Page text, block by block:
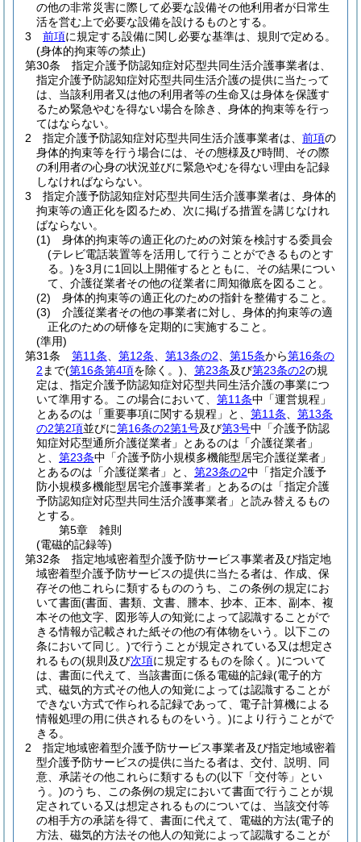
の他の非常災害に際して必要な設備その他利用者が日常生
活を営む上で必要な設備を設けるものとする。
3
前項に規定する設備に関し必要な基準は、規則で定める。
(身体的拘束等の禁止)
第30条
指定介護予防認知症対応型共同生活介護事業者は、
指定介護予防認知症対応型共同生活介護の提供に当たって
は、当該利用者又は他の利用者等の生命又は身体を保護す
るため緊急やむを得ない場合を除き、身体的拘束等を行っ
てはならない。
2
指定介護予防認知症対応型共同生活介護事業者は、 前項の
身体的拘束等を行う場合には、その態様及び時間、その際
の利用者の心身の状況並びに緊急やむを得ない理由を記録
しなければならない。
3
指定介護予防認知症対応型共同生活介護事業者は、身体的
拘束等の適正化を図るため、次に掲げる措置を講じなけれ
ばならない。
(1)
身体的拘束等の適正化のための対策を検討する委員会
(テレビ電話装置等を活用して行うことができるものとす
る。)を3月に1回以上開催するとともに、その結果につい
て、介護従業者その他の従業者に周知徹底を図ること。
(2)
身体的拘束等の適正化のための指針を整備すること。
(3)
介護従業者その他の事業者に対し、身体的拘束等の適
正化のための研修を定期的に実施すること。
(準用)
第31条
第11条 第12条 第13条の2 第15条から第16条の
2 まで(第16条第4項を除く。) 第23条及び第23条の2の規
定は、指定介護予防認知症対応型共同生活介護の事業につ
いて準用する。
この場合において、 第11条中「運営規程」
とあるのは「重要事項に関する規程」と、 第11条
第13条
の2第2項並びに第16条の2第1号及び第3号中「介護予防認
知症対応型通所介護従業者」とあるのは「介護従業者」
と、 第23条中「介護予防小規模多機能型居宅介護従業者」
とあるのは「介護従業者」と、 第23条の2中「指定介護予
防小規模多機能型居宅介護事業者」とあるのは「指定介護
予防認知症対応型共同生活介護事業者」と読み替えるもの
とする。
第5章
雑則
(電磁的記録等)
第32条
指定地域密着型介護予防サービス事業者及び指定地
域密着型介護予防サービスの提供に当たる者は、作成、保
存その他これらに類するもののうち、この条例の規定にお
いて書面(書面、書類、文書、謄本、抄本、正本、副本、複
本その他文字、図形等人の知覚によって認識することがで
きる情報が記載された紙その他の有体物をいう。以下この
条において同じ。)で行うことが規定されている又は想定さ
れるもの(規則及び次項に規定するものを除く。)について
は、書面に代えて、当該書面に係る電磁的記録(電子的方
式、磁気的方式その他人の知覚によっては認識することが
できない方式で作られる記録であって、電子計算機による
情報処理の用に供されるものをいう。)により行うことがで
きる。
2
指定地域密着型介護予防サービス事業者及び指定地域密着
型介護予防サービスの提供に当たる者は、交付、説明、同
意、承諾その他これらに類するもの(以下「交付等」とい
う。)のうち、この条例の規定において書面で行うことが規
定されている又は想定されるものについては、当該交付等
の相手方の承諾を得て、書面に代えて、電磁的方法(電子的
方法、磁気的方法その他人の知覚によって認識することが